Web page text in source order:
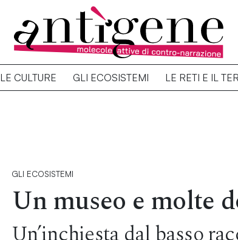
LE CULTURE GLI ECOSISTEMI LE RETI E IL
GLI ECOSISTEMI
Un museo e molte